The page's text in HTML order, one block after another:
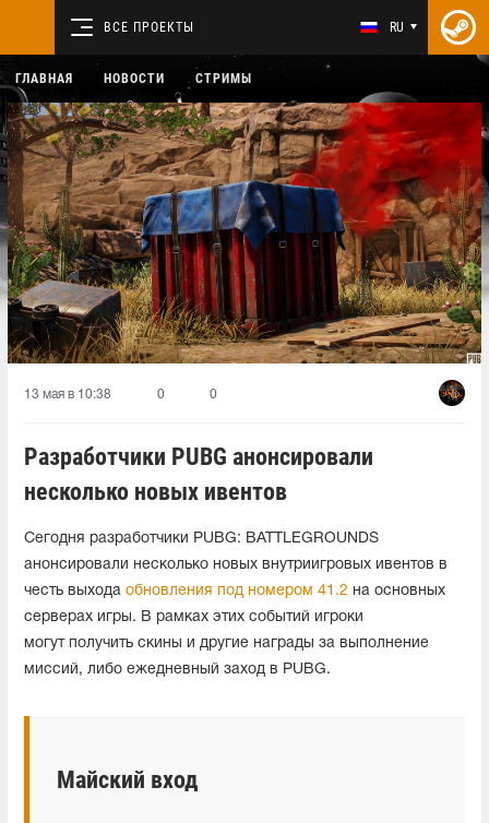
ВСЕ ПРОЕКТЫ RU
ГЛАВНАЯ НОВОСТИ СТРИМЫ
13 мая в 10:38 0 0
Разработчики PUBG анонсировали
несколько новых ивентов
Сегодня разработчики PUBG: BATTLEGROUNDS
анонсировали несколько новых внутриигровых ивентов в
честь выхода обновления под номером 41.2 на основных
серверах игры. В рамках этих событий игроки
могут получить скины и другие награды за выполнение
миссий, либо ежедневный заход в PUBG.
Майский вход